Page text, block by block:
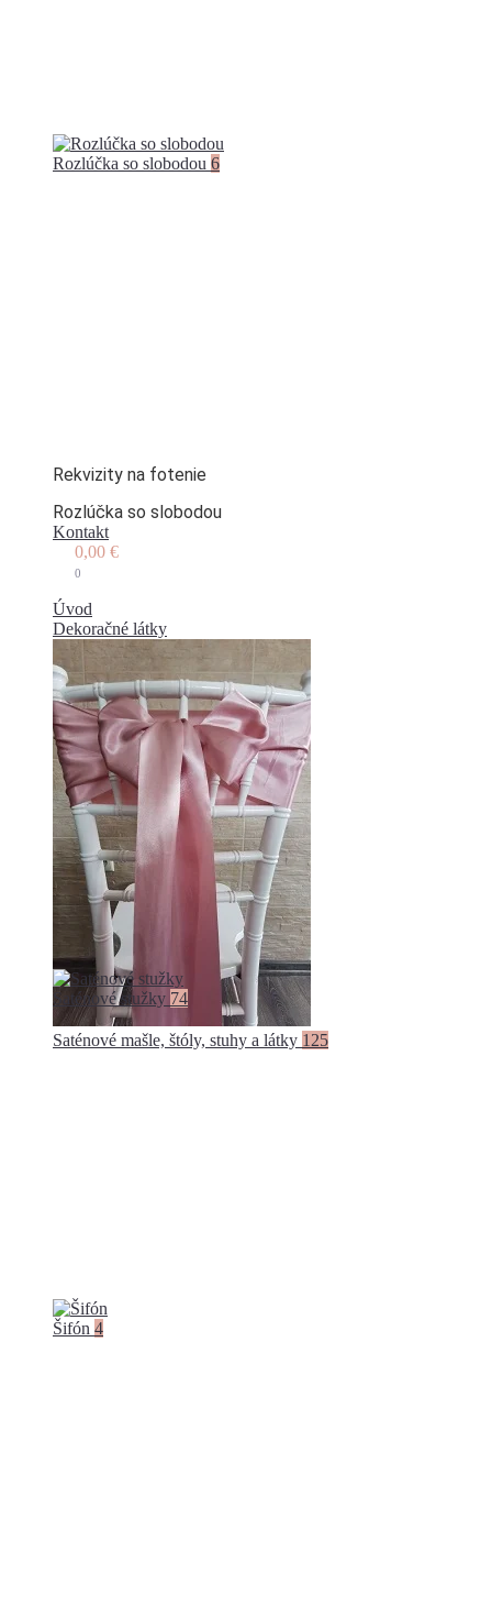
Rozlúčka so slobodou 6
Rekvizity na fotenie
Rozlúčka so slobodou
Kontakt
0,00 €
0
Úvod
Dekoračné látky
Saténové mašle, štóly, stuhy a látky 125
Saténové stužky 74
Šifón 4